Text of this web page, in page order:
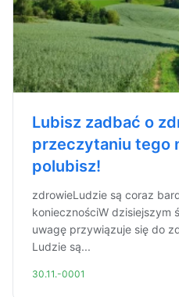
Lubisz zadbać o
przeczytaniu tego
polubisz!
zdrowieLudzie są coraz
koniecznościW dzisiejszym
uwagę przywiązuje się do
Ludzie są...
30.11.-0001